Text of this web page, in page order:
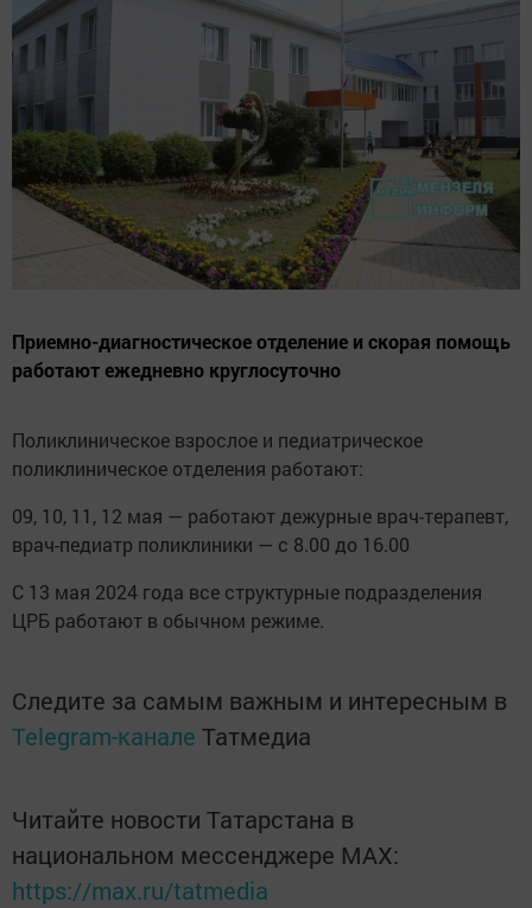
Приемно-диагностическое отделение и скорая помощь
работают ежедневно круглосуточно
Поликлиническое взрослое и педиатрическое
поликлиническое отделения работают:
09, 10, 11, 12 мая — работают дежурные врач-терапевт,
врач-педиатр поликлиники — с 8.00 до 16.00
С 13 мая 2024 года все структурные подразделения
ЦРБ работают в обычном режиме.
Следите за самым важным и интересным в
Telegram-канале Татмедиа
Читайте новости Татарстана в
национальном мессенджере MАХ:
https://max.ru/tatmedia